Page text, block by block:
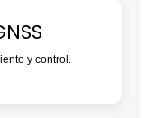
y control.